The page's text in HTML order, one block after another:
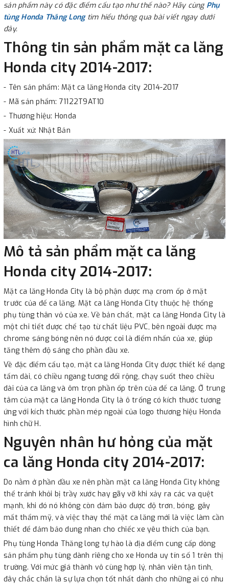
sản phẩm này có đặc điểm cấu tạo như thế nào? Hãy cùng Phụ
tùng Honda Thăng Longtìm hiểu thông qua bài viết ngay dưới
đây.
Thông tin sản phẩm mặt ca lăng
Honda city 2014-2017:
- Tên sản phẩm: Mặt ca lăng Honda city 2014-2017
- Mã sản phẩm: 71122T9AT10
- Thương hiệu: Honda
- Xuất xứ: Nhật Bản
Mô tả sản phẩm mặt ca lăng
Honda city 2014-2017:
Mặt ca lăng Honda City là bộ phận được mạ crom ốp ở mặt
trước của đế ca lăng. Mặt ca lăng Honda City thuộc hệ thống
phụ tùng thân vỏ của xe. Về bản chất, mặt ca lăng Honda City là
một chi tiết được chế tạo từ chất liệu PVC, bên ngoài được mạ
chrome sáng bóng nên nó được coi là điểm nhấn của xe, giúp
tăng thêm độ sáng cho phần đầu xe.
Về đặc điểm cấu tạo, mặt ca lăng Honda City được thiết kế dạng
tấm dài, có chiều ngang tương đối rộng, chạy suốt theo chiều
dài của ca lăng và ôm trọn phần ốp trên của đế ca lăng. Ở trung
tâm của mặt ca lăng Honda City là ô trống có kích thước tương
ứng với kích thước phần mép ngoài của logo thương hiệu Honda
hình chữ H.
Nguyên nhân hư hỏng của mặt
ca lăng Honda city 2014-2017:
Do nằm ở phần đầu xe nên phần mặt ca lăng Honda City không
thể tránh khỏi bị trầy xước hay gãy vỡ khi xảy ra các va quệt
mạnh, khi đó nó không còn đảm bảo được độ trơn, bóng, gây
mất thẩm mỹ, và việc thay thế mặt ca lăng mới là việc làm cần
thiết để đảm bảo dung nhan cho chiếc xe yêu thích của bạn.
Phụ tùng Honda Thăng long tự hào là địa điểm cung cấp dòng
sản phẩm phụ tùng dành riêng cho xe Honda uy tín số 1 trên thị
trường. Với mức giá thành vô cùng hợp lý, nhân viên tận tình,
đây chắc chắn là sự lựa chọn tốt nhất dành cho những ai có nhu